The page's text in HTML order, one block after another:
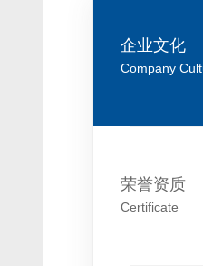
企业文化
Company
荣誉资质
Certificate